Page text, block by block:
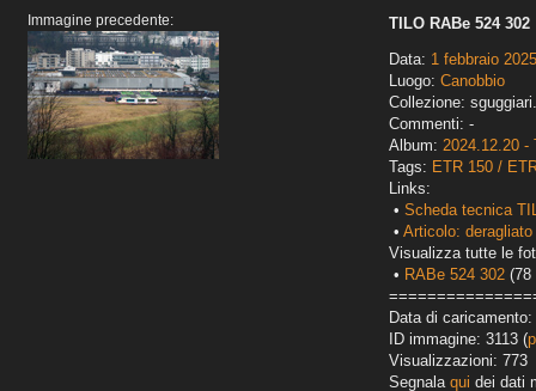
Immagine precedente:
TILO RABe 524 302
Data: 1 febbraio 2025
Luogo: Canobbio
Collezione:
Commenti: -
Album: 2024.12.20 -
Tags: ETR 150 /
Links:
• Scheda tecnica
• Articolo:
Visualizza tutte le
• RABe 524 302 (78
Data di
ID immagine: 3113 (
Visualizzazioni: 773
Segnala qui dei dati